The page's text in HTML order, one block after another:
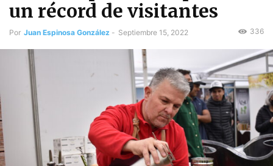
un récord de visitantes
Por Juan Espinosa González - Septiembre 15, 2022 336